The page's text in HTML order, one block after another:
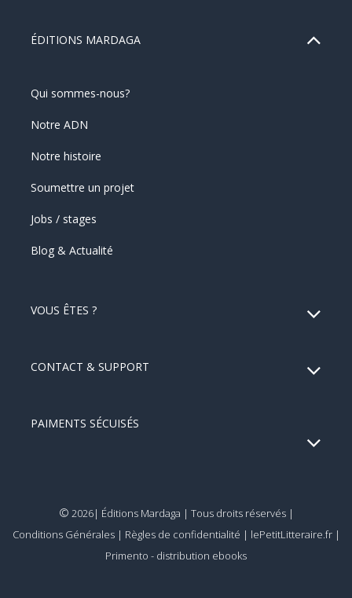
ÉDITIONS MARDAGA
Qui sommes-nous?
Notre ADN
Notre histoire
Soumettre un projet
Jobs / stages
Blog & Actualité
VOUS ÊTES ?
CONTACT & SUPPORT
PAIMENTS SÉCUISÉS
© 2026| Éditions Mardaga | Tous droits réservés |
Conditions Générales| Règles de confidentialité | lePetitLitteraire.fr|
Primento - distribution ebooks